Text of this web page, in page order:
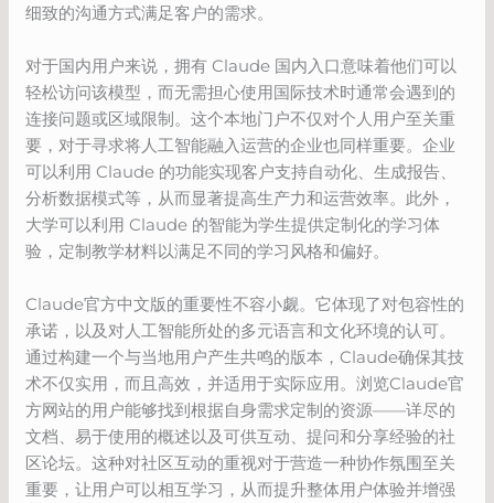
细致的沟通方式满足客户的需求。
对于国内用户来说，拥有 Claude 国内入口意味着他们可以
轻松访问该模型，而无需担心使用国际技术时通常会遇到的
连接问题或区域限制。这个本地门户不仅对个人用户至关重
要，对于寻求将人工智能融入运营的企业也同样重要。企业
可以利用 Claude 的功能实现客户支持自动化、生成报告、
分析数据模式等，从而显著提高生产力和运营效率。此外，
大学可以利用 Claude 的智能为学生提供定制化的学习体
验，定制教学材料以满足不同的学习风格和偏好。
Claude官方中文版的重要性不容小觑。它体现了对包容性的
承诺，以及对人工智能所处的多元语言和文化环境的认可。
通过构建一个与当地用户产生共鸣的版本，Claude确保其技
术不仅实用，而且高效，并适用于实际应用。浏览Claude官
方网站的用户能够找到根据自身需求定制的资源——详尽的
文档、易于使用的概述以及可供互动、提问和分享经验的社
区论坛。这种对社区互动的重视对于营造一种协作氛围至关
重要，让用户可以相互学习，从而提升整体用户体验并增强